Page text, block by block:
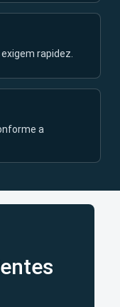
rapidez.
a